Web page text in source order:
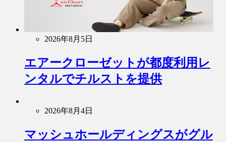
2026年8月5日
エアークローゼットが都度利用レ
ンタルでチルストを提供
2026年8月4日
マッシュホールディングスがグル